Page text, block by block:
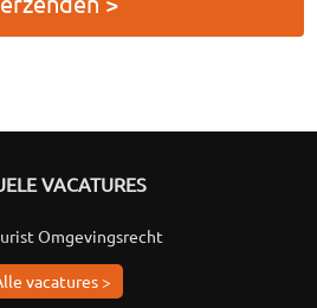
VACATURES
Omgevingsrecht
vacatures >